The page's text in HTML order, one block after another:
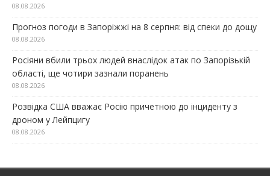
08.08.2026
Прогноз погоди в Запоріжжі на 8 серпня: від спеки до дощу
08.08.2026
Росіяни вбили трьох людей внаслідок атак по Запорізькій
області, ще чотири зазнали поранень
08.08.2026
Розвідка США вважає Росію причетною до інциденту з
дроном у Лейпцигу
08.08.2026